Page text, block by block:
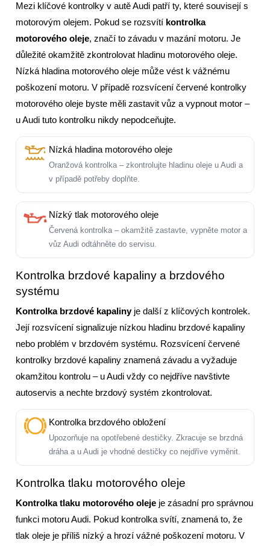
Mezi klíčové kontrolky v autě Audi patří ty, které souvisejí s
motorovým olejem. Pokud se rozsvítí kontrolka
motorového oleje, značí to závadu v mazání motoru. Je
důležité okamžitě zkontrolovat hladinu motorového oleje.
Nízká hladina motorového oleje může vést k vážnému
poškození motoru. V případě rozsvícení červené kontrolky
motorového oleje byste měli zastavit vůz a vypnout motor –
u Audi tuto kontrolku nikdy nepodceňujte.
Nízká hladina motorového oleje
Oranžová kontrolka – zkontrolujte hladinu oleje u Audi a
v případě potřeby doplňte.
Nízký tlak motorového oleje
Červená kontrolka – okamžitě zastavte, vypněte motor a
vůz Audi odtáhněte do servisu.
Kontrolka brzdové kapaliny a brzdového
systému
Kontrolka brzdové kapalinyje další z klíčových kontrolek.
Její rozsvícení signalizuje nízkou hladinu brzdové kapaliny
nebo problém v brzdovém systému. Rozsvícení červené
kontrolky brzdové kapaliny znamená závadu a vyžaduje
okamžitou kontrolu – u Audi vždy co nejdříve navštivte
autoservis a nechte brzdový systém zkontrolovat.
Kontrolka brzdového obložení
Upozorňuje na opotřebené destičky. Zkracuje se brzdná
dráha a u Audi je vhodné destičky co nejdříve vyměnit.
Kontrolka tlaku motorového oleje
Kontrolka tlaku motorového oleje je zásadní pro správnou
funkci motoru Audi. Pokud kontrolka svítí, znamená to, že
tlak oleje je příliš nízký a hrozí vážné poškození motoru. V